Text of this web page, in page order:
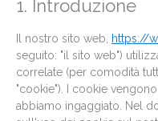
1. Introduzione
Il nostro sito web, https://
seguito: "il sito web")
correlate (per comodità
"cookie"). I cookie
abbiamo ingaggiato. Nel